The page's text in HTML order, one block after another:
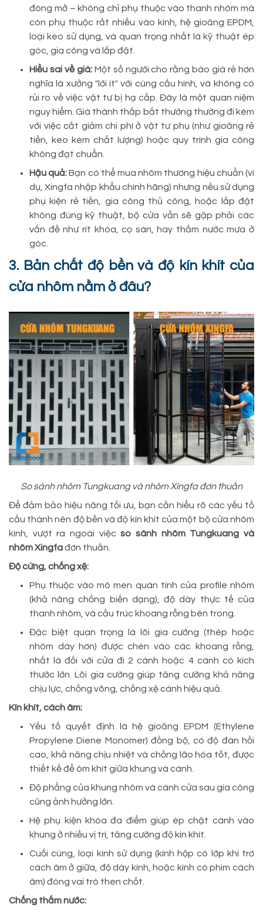
đóng mở – không chỉ phụ thuộc vào thanh nhôm mà
còn phụ thuộc rất nhiều vào kính, hệ gioăng EPDM,
loại keo sử dụng, và quan trọng nhất là kỹ thuật ép
góc, gia công và lắp đặt.
Hiểu sai về giá: Một số người cho rằng báo giá rẻ hơn
nghĩa là xưởng "lời ít" với cùng cấu hình, và không có
rủi ro về việc vật tư bị hạ cấp. Đây là một quan niệm
nguy hiểm. Giá thành thấp bất thường thường đi kèm
với việc cắt giảm chi phí ở vật tư phụ (như gioăng rẻ
tiền, keo kém chất lượng) hoặc quy trình gia công
không đạt chuẩn.
Hậu quả:Bạn có thể mua nhôm thương hiệu chuẩn (ví
dụ, Xingfa nhập khẩu chính hãng) nhưng nếu sử dụng
phụ kiện rẻ tiền, gia công thủ công, hoặc lắp đặt
không đúng kỹ thuật, bộ cửa vẫn sẽ gặp phải các
vấn đề như rít khóa, cọ sàn, hay thấm nước mưa ở
góc.
3. Bản chất độ bền và độ kín khít của
cửa nhôm nằm ở đâu?
So sánh nhôm Tungkuang và nhôm Xingfa đơn thuần
Để đảm bảo hiệu năng tối ưu, bạn cần hiểu rõ các yếu tố
cấu thành nên độ bền và độ kín khít của một bộ cửa nhôm
kính, vượt ra ngoài việcso sánh nhôm Tungkuang và
nhôm Xingfađơn thuần.
Độ cứng, chống xệ:
Phụ thuộc vào mô men quán tính của profile nhôm
(khả năng chống biến dạng), độ dày thực tế của
thanh nhôm, và cấu trúc khoang rỗng bên trong.
Đặc biệt quan trọng là lõi gia cường (thép hoặc
nhôm dày hơn) được chèn vào các khoang rỗng,
nhất là đối với cửa đi 2 cánh hoặc 4 cánh có kích
thước lớn. Lõi gia cường giúp tăng cường khả năng
chịu lực, chống võng, chống xệ cánh hiệu quả.
Kín khít, cách âm:
Yếu tố quyết định là hệ gioăng EPDM (Ethylene
Propylene Diene Monomer) đồng bộ, có độ đàn hồi
cao, khả năng chịu nhiệt và chống lão hóa tốt, được
thiết kế để ôm khít giữa khung và cánh.
Độ phẳng của khung nhôm và cánh cửa sau gia công
cũng ảnh hưởng lớn.
Hệ phụ kiện khóa đa điểm giúp ép chặt cánh vào
khung ở nhiều vị trí, tăng cường độ kín khít.
Cuối cùng, loại kính sử dụng (kính hộp có lớp khí trơ
cách âm ở giữa, độ dày kính, hoặc kính có phim cách
âm) đóng vai trò then chốt.
Chống thấm nước: